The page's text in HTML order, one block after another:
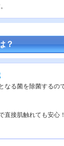
？
なる菌を除菌するの
直接肌触れても安